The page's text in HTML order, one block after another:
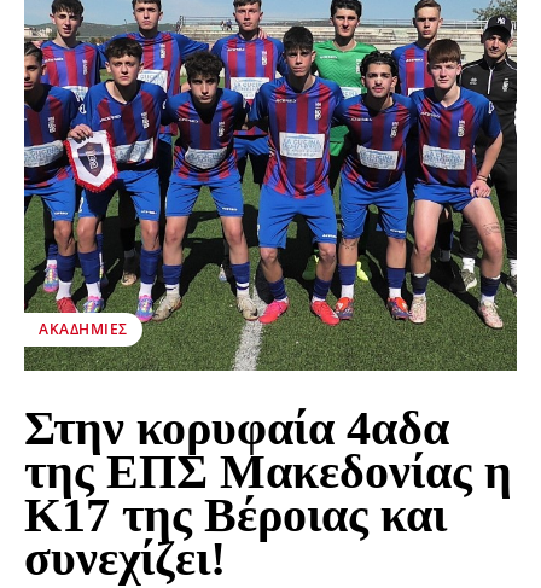
ΑΚΑΔΗΜΊΕΣ
Στην κορυφαία 4αδα
της ΕΠΣ Μακεδονίας η
Κ17 της Βέροιας και
συνεχίζει!